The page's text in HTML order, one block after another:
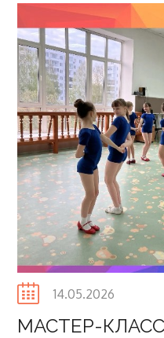
Posted
14.05.2026
МАСТЕР-КЛАСС